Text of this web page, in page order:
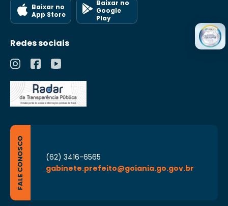
Baixar no
App Store
Baixar no
Google
Play
Redes sociais
FALE CONOSCO
(62) 3416-6565
gabinete.prefeito@goiania.go.gov.br